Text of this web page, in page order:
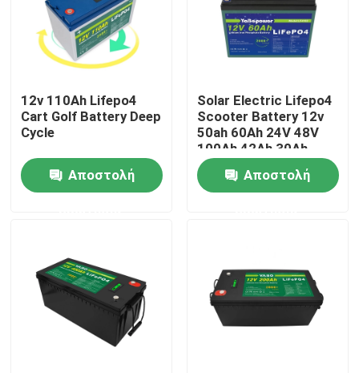
Βίντεο
Σχετικά με εμάς
Επισκέψεις στο εργοστάσιο
Έλεγχος ποιότητας
Ειδήσεις
Ζητήστε μια προσφορά
12v 110Ah Lifepo4
Cart Golf Battery Deep
Cycle
Αποστολή
Solar Electric Lifepo4
Scooter Battery 12v
50ah 60Ah 24V 48V
100Ah 42Ah 30Ah
20Ah 10Ah
Αποστολή